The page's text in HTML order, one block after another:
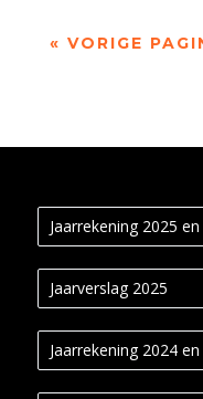
« VORIGE
Jaarrekening 2025
Jaarverslag 2025
Jaarrekening 2024